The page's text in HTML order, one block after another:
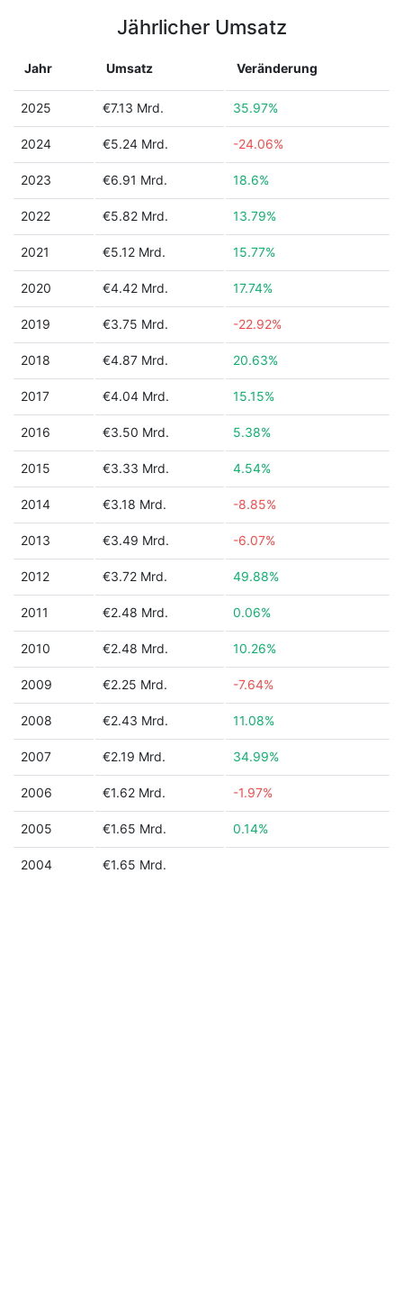
Jährlicher Umsatz
Jahr Umsatz Veränderung
2025 €7.13 Mrd. 35.97%
2024 €5.24 Mrd. -24.06%
2023 €6.91 Mrd. 18.6%
2022 €5.82 Mrd. 13.79%
2021 €5.12 Mrd. 15.77%
2020 €4.42 Mrd. 17.74%
2019 €3.75 Mrd. -22.92%
2018 €4.87 Mrd. 20.63%
2017 €4.04 Mrd. 15.15%
2016 €3.50 Mrd. 5.38%
2015 €3.33 Mrd. 4.54%
2014 €3.18 Mrd. -8.85%
2013 €3.49 Mrd. -6.07%
2012 €3.72 Mrd. 49.88%
2011 €2.48 Mrd. 0.06%
2010 €2.48 Mrd. 10.26%
2009 €2.25 Mrd. -7.64%
2008 €2.43 Mrd. 11.08%
2007 €2.19 Mrd. 34.99%
2006 €1.62 Mrd. -1.97%
2005 €1.65 Mrd. 0.14%
2004 €1.65 Mrd.